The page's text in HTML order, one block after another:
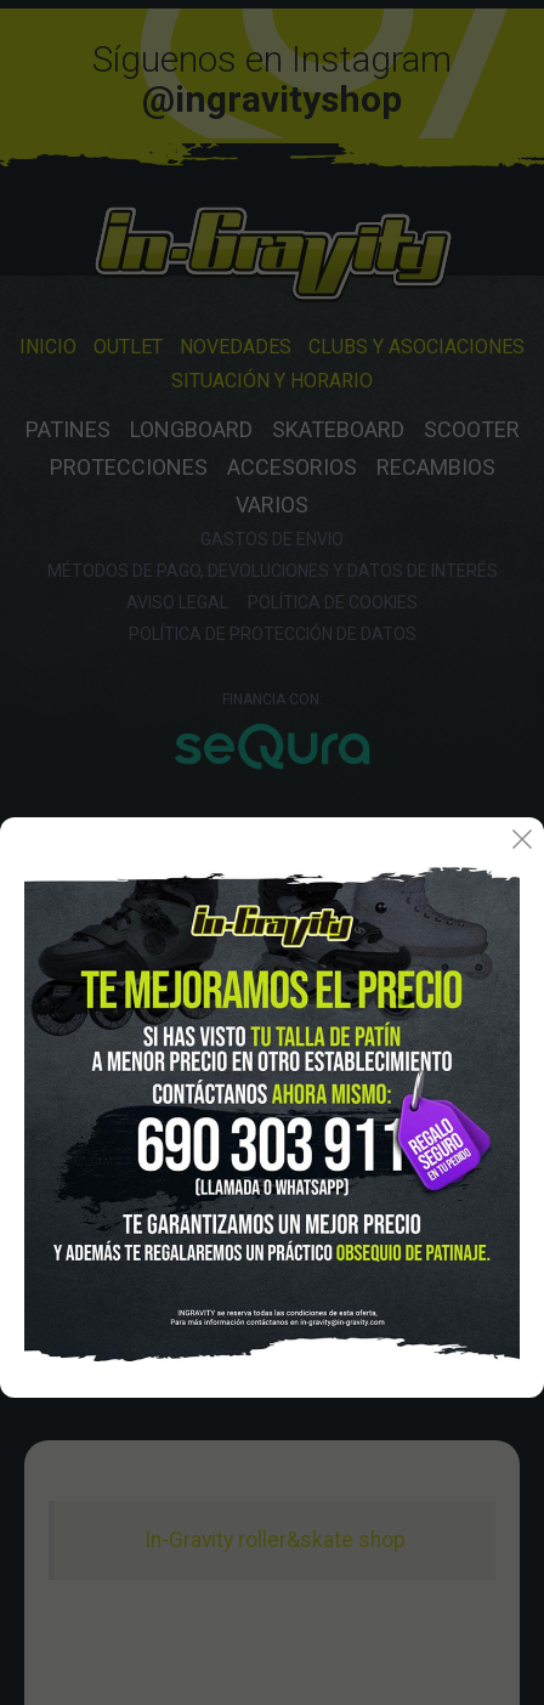
Síguenos en Instagram
@ingravityshop
INICIO OUTLET NOVEDADES
CLUBS Y ASOCIACIONES
SITUACIÓN Y HORARIO
PATINES LONGBOARD SKATEBOARD
SCOOTER
PROTECCIONES
ACCESORIOS
RECAMBIOS
VARIOS
GASTOS DE ENVIO
MÉTODOS DE PAGO, DEVOLUCIONES Y DATOS DE INTERÉS
AVISO LEGAL
POLÍTICA DE COOKIES
POLÍTICA DE PROTECCIÓN DE DATOS
FINANCIA CON:
In-Gravity roller&skate shop
IN-GRAVITY MADRID RETIRO
Pza. Mariano de Cavia, 2
Tel.:915 524 553
in-gravity@in-gravity.com
HORARIO
Lunes a Viernes de 12:00 - 20:30
Sabado De 10:00 - 20:30